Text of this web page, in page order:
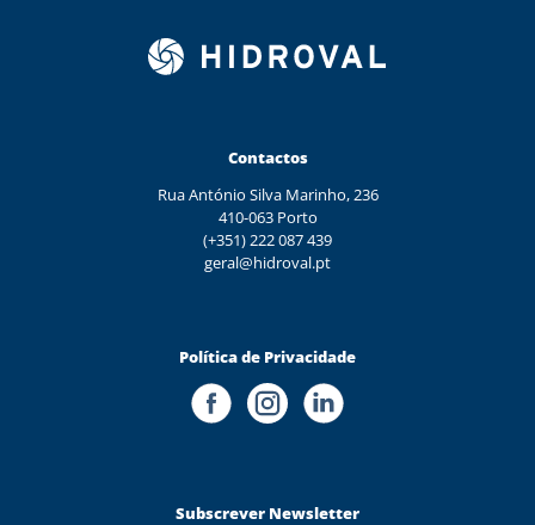
Contactos
Rua António Silva Marinho, 236
410-063 Porto
(+351) 222 087 439
geral@hidroval.pt
Política de Privacidade
Subscrever Newsletter